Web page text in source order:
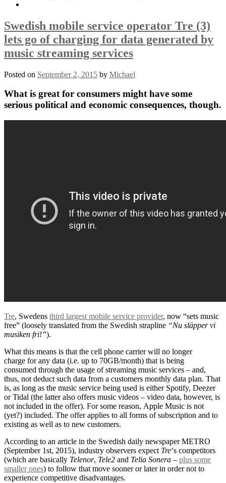
Swedish mobile service operator Tre (3)
lets go of charging for data generated by
music streaming services
Posted on September 2, 2015 by Michael
What is great for consumers might have some
serious political and economic consequences, though.
Tre, Swedens third largest mobile service provider, now “sets music
free” (loosely translated from the Swedish strapline “Nu släpper vi
musiken fri!”).
What this means is that the cell phone carrier will no longer
charge for any data (i.e. up to 70GB/month) that is being
consumed through the usage of streaming music services – and,
thus, not deduct such data from a customers monthly data plan. That
is, as long as the music service being used is either Spotify, Deezer
or Tidal (the latter also offers music videos – video data, however, is
not included in the offer). For some reason, Apple Music is not
(yet?) included. The offer applies to all forms of subscription and to
existing as well as to new customers.
According to an article in the Swedish daily newspaper METRO
(September 1st, 2015), industry observers expect Tre‘s competitors
(which are basically Telenor, Tele2 and Telia Sonera – plus some
smaller ones) to follow that move sooner or later in order not to
experience competitive disadvantages.